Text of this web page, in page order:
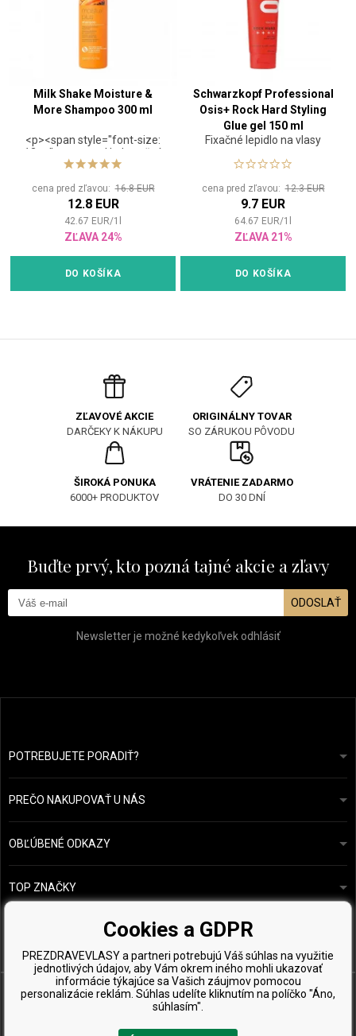
Milk Shake Moisture &
More Shampoo 300 ml
<p><span style="font-size:
12pt;"><strong>Hydratačný
šampón pre suché
<html><p><span
style="font-size:
12pt;">Vlasový šampón s
delikátnym zložením, ktoré
dodáva najmä suchým
vlasom jemnosť a udržuje
ich optimálnu hydratáciu.
</span></span>
cena pred zľavou:16.8 EUR
12.8 EUR
42.67 EUR/1
ZĽAVA 24%
DO KOŠÍKA
Schwarzkopf Professional
Osis+ Rock Hard Styling
Glue gel 150 ml
Fixačné lepidlo na vlasy
cena pred zľavou:12.3 EUR
9.7 EUR
64.67 EUR/1
ZĽAVA 21%
DO KOŠÍKA
ZĽAVOVÉ AKCIE
DARČEKY K NÁKUPU
ORIGINÁLNY TOVAR
SO ZÁRUKOU PÔVODU
ŠIROKÁ PONUKA
6000+ PRODUKTOV
VRÁTENIE ZADARMO
DO 30 DNÍ
Buďte prvý, kto pozná tajné akcie a zľavy
ODOSLAŤ
Newsletter je možné kedykoľvek odhlásiť
POTREBUJETE PORADIŤ?info@prozdravevlasy.cz
Odpovieme do 24 hodín.
PREČO NAKUPOVAŤ U NÁS
Obchodní podmínky
Ochrana osobních údajů
Přehled plateb a dopravy
OBĽÚBENÉ ODKAZY
Náš příběh
Vzorky zdarma
TOP ZNAČKY
Kérastase
Wella Professionals
Zenz Organic
Cookies a GDPR
PREZDRAVEVLASY a partneri potrebujú Váš súhlas na využitie
jednotlivých údajov, aby Vám okrem iného mohli ukazovať
informácie týkajúce sa Vašich záujmov pomocou
personalizácie reklám. Súhlas udelíte kliknutím na políčko "Áno,
súhlasím".